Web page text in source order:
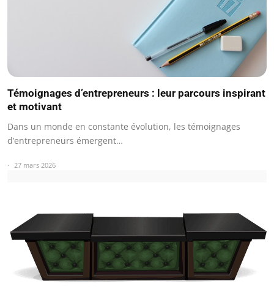
Témoignages d’entrepreneurs : leur parcours inspirant
et motivant
Dans un monde en constante évolution, les témoignages
d’entrepreneurs émergent…
27 mars 2026